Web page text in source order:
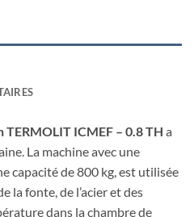
ICMEF – 0.8 TH a
La machine avec une
capacité de 800 kg, est utilisée
la fonte, de l’acier et des
dans la chambre de